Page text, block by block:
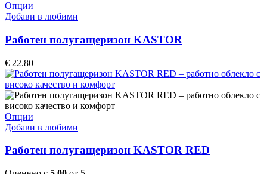
the
product
Опции
product
multiple
variants.
may
be
chosen
on
the
product
Добави в любими
Работен полугащеризон KASTOR
€ 22.80
Опции
product
multiple
The
Добави в любими
Работен полугащеризон KASTOR RED